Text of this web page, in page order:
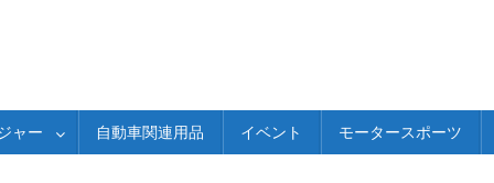
ャー 自動車関連用品 イベント モータースポーツ